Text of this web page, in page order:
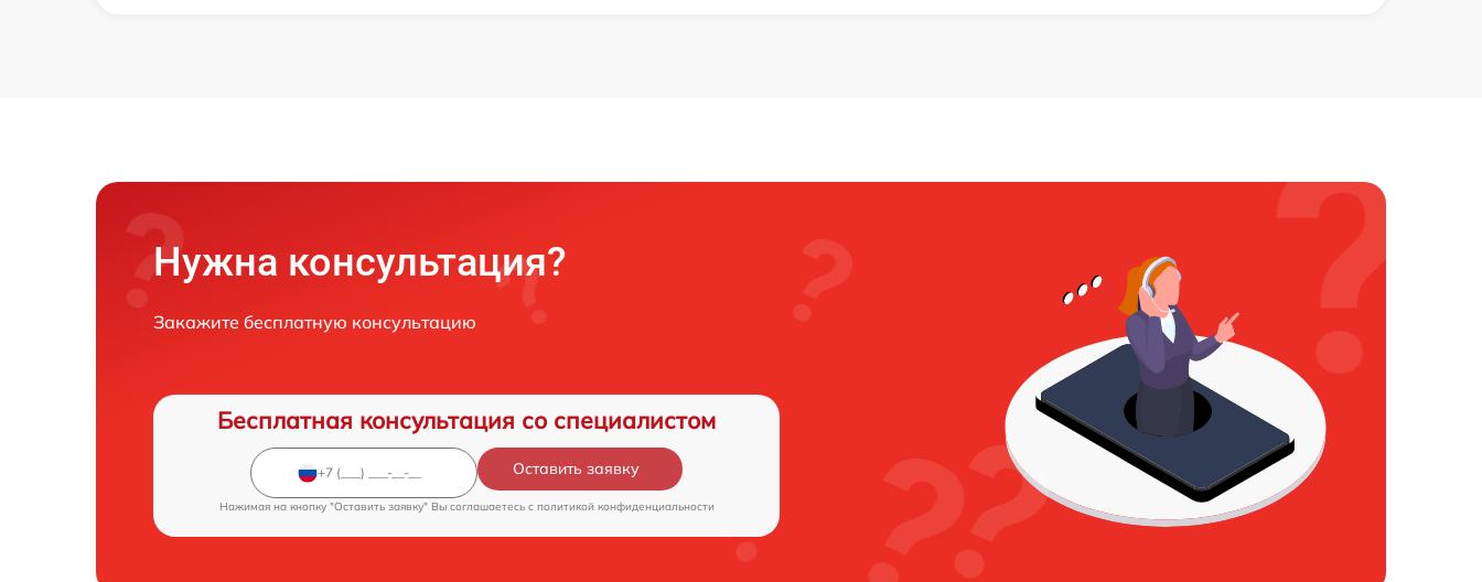
Нужна консультация?
Закажите бесплатную консультацию
Бесплатная консультация со специалистом
Оставить заявку
Нажимая на кнопку "Оставить заявку" Вы соглашаетесь c политикой конфиденциальности